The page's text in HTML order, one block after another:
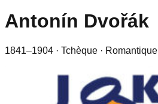
Antonín Dvořák
1841–1904 · Tchèque · Romantique